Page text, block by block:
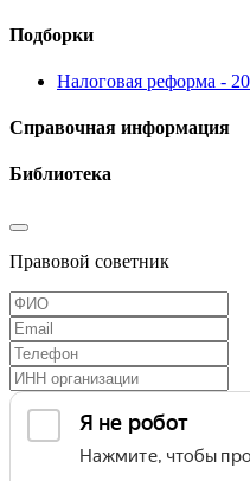
Подборки
Налоговая реформа -
Справочная информация
Библиотека
Правовой советник